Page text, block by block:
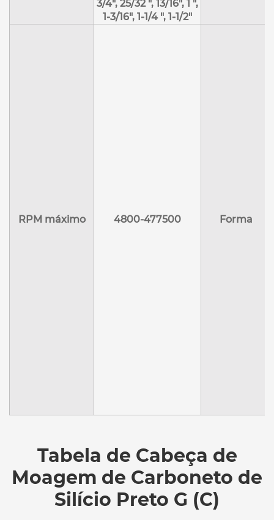
3/4", 25/32 ", 13/16", 1 ",
1-3/16", 1-1/4 ", 1-1/2"
RPM máximo 4800-477500 Forma
Tabela de Cabeça de
Moagem de Carboneto de
Silício Preto G (C)